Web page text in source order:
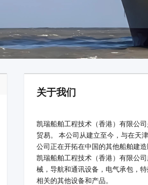
关于我们
凯瑞船舶工程技术（香港）有限公
贸易。 本公司从建立至今，与在天
公司正在开拓在中国的其他船舶建
凯瑞船舶工程技术（香港）有限公
械，导航和通讯设备，电气承包，
相关的其他设备和产品。